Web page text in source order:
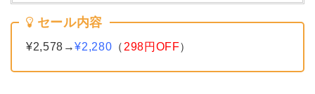
セール内容
¥2,578→¥2,280 （ 298円OFF）